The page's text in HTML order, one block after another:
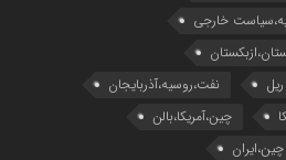
خارجی
نفت،روسیه،آذربایجان
چین،آمریکا،بالن
چین،ایران